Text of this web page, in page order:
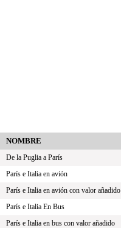
NOMBRE
De la Puglia a París
París e Italia en avión
París e Italia en avión con valor añadido
París e Italia En Bus
París e Italia en bus con valor añadido